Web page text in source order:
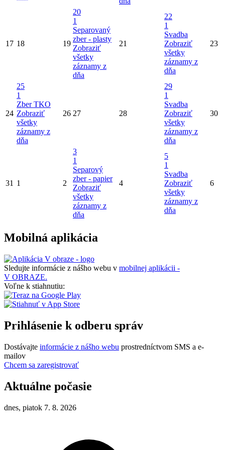
17 18 19
20
1
Separovaný
zber - plasty
Zobraziť
všetky
záznamy z
dňa
21
22
1
Svadba
Zobraziť
všetky
záznamy z
dňa
23
24
25
1
Zber TKO
Zobraziť
všetky
záznamy z
dňa
26 27 28
29
1
Svadba
Zobraziť
všetky
záznamy z
dňa
30
31 1 2
3
1
Separový
zber - papier
Zobraziť
všetky
záznamy z
dňa
4
5
1
Svadba
Zobraziť
všetky
záznamy z
dňa
6
Mobilná aplikácia
Sledujte informácie z nášho webu v mobilnej aplikácii -
V OBRAZE.
Voľne k stiahnutiu:
Prihlásenie k odberu správ
Dostávajte informácie z nášho webu prostredníctvom SMS a e-
mailov
Chcem sa zaregistrovať
Aktuálne počasie
dnes, piatok 7. 8. 2026